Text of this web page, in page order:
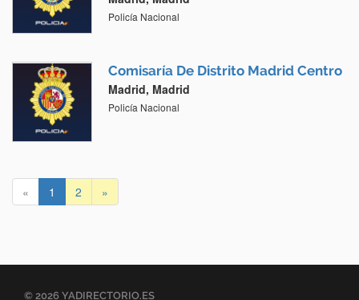
Policía Nacional
Comisaría De Distrito Madrid Centro
Madrid, Madrid
Policía Nacional
« 1 2 »
© 2026 YADIRECTORIO.ES